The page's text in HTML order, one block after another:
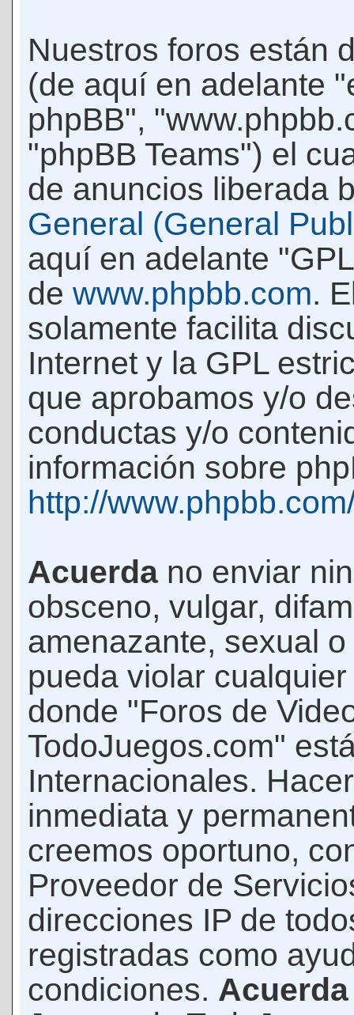
Nuestros foros están
(de aquí en adelante
phpBB",
"phpBB Teams") el
de anuncios liberada
General (General
aquí en adelante
de www.phpbb.com.
solamente facilita
Internet y la GPL
que aprobamos y/o
conductas y/o
información sobre
http://
Acuerda no enviar
obsceno, vulgar,
amenazante, sexual
pueda violar
donde "Foros de
TodoJuegos.com"
Internacionales.
inmediata y
creemos oportuno,
Proveedor de
direcciones IP de
registradas como
condiciones. Acuerda